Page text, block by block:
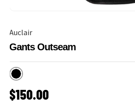
Auclair
Gants Outseam
Noir
PRIX HABITUEL
$150.00